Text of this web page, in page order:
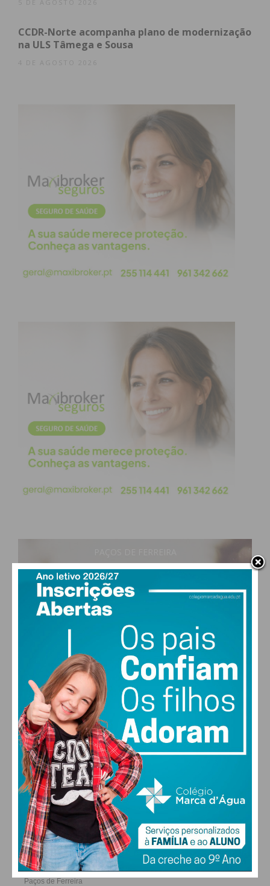
– Material relacionado com o embalamento da
droga.
Subscreva a newsletter do
Imediato
Assine nossa newsletter por e-mail e
obtenha de forma regular a informação
atualizada.
Eu li e concordo com os
termos e
5 DE AGOSTO 2026
CCDR-Norte acompanha plano de modernização
na ULS Tâmega e Sousa
4 DE AGOSTO 2026
28°
51% humidade
vento: 3m/s ONO
30°
QUI
30
SEX
29°
SÁB
28°
FARMACIAS DE SERVIÇO EM PAÇOS DE
FERREIRA